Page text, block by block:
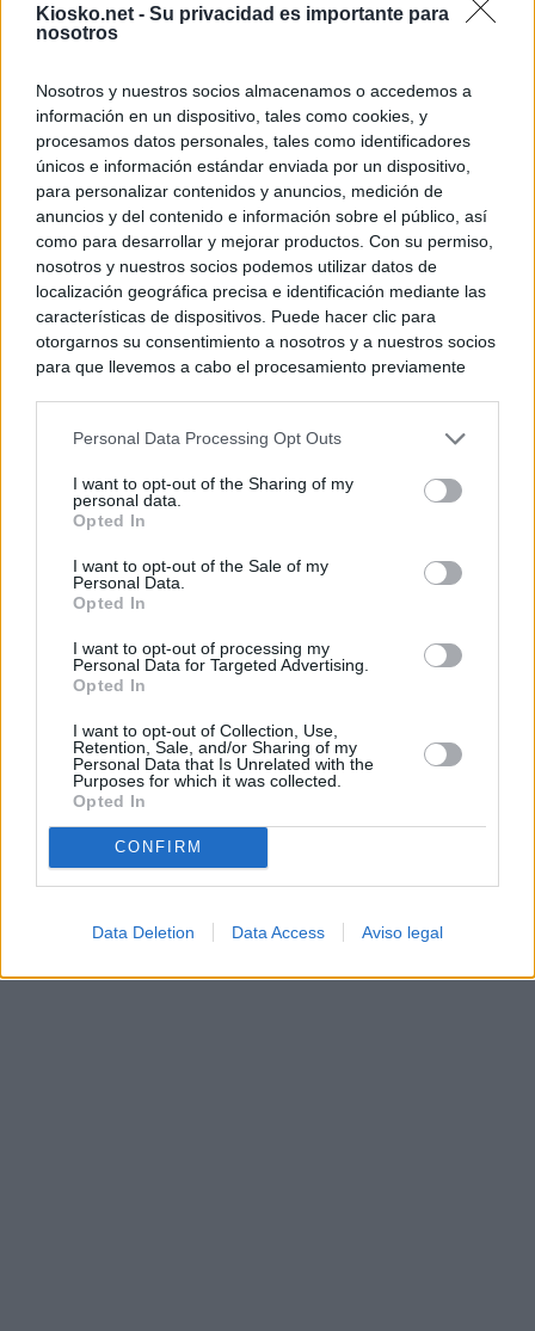
Kiosko.net - Su privacidad es importante para
nosotros
Nosotros y nuestros socios almacenamos o accedemos a
información en un dispositivo, tales como cookies, y
procesamos datos personales, tales como identificadores
únicos e información estándar enviada por un dispositivo,
para personalizar contenidos y anuncios, medición de
anuncios y del contenido e información sobre el público, así
como para desarrollar y mejorar productos. Con su permiso,
nosotros y nuestros socios podemos utilizar datos de
localización geográfica precisa e identificación mediante las
características de dispositivos. Puede hacer clic para
otorgarnos su consentimiento a nosotros y a nuestros socios
para que llevemos a cabo el procesamiento previamente
negar su consentimiento. Tenga en cuenta que algún
de su consentimiento, pero usted tiene el derecho de
rechazar tal procesamiento. Sus preferencias se aplicarán
cualquier momento entrando de nuevo en este sitio web o
visitando nuestra política de privacidad.
Personal Data Processing Opt Outs
I want to opt-out of the Sharing of my
personal data.
Opted In
I want to opt-out of the Sale of my
Personal Data.
Opted In
I want to opt-out of processing my
Personal Data for Targeted Advertising.
Opted In
I want to opt-out of Collection, Use,
Retention, Sale, and/or Sharing of my
Personal Data that Is Unrelated with the
Purposes for which it was collected.
Opted In
CONFIRM
Data Deletion Data Access Aviso legal